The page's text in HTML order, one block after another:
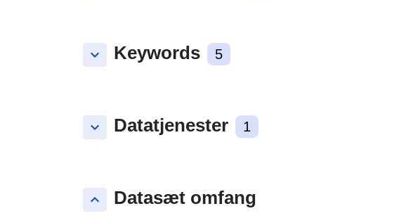
keyboard_arrow_down Keywords 5
keyboard_arrow_down Datatjenester 1
keyboard_arrow_up Datasæt omfang